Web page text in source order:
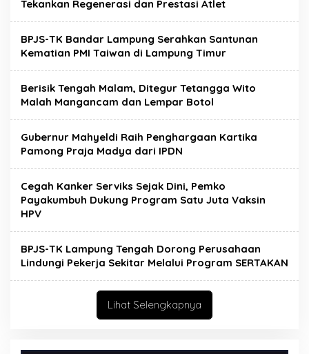
Tekankan Regenerasi dan Prestasi Atlet
BPJS-TK Bandar Lampung Serahkan Santunan
Kematian PMI Taiwan di Lampung Timur
Berisik Tengah Malam, Ditegur Tetangga Wito
Malah Mangancam dan Lempar Botol
Gubernur Mahyeldi Raih Penghargaan Kartika
Pamong Praja Madya dari IPDN
Cegah Kanker Serviks Sejak Dini, Pemko
Payakumbuh Dukung Program Satu Juta Vaksin
HPV
BPJS-TK Lampung Tengah Dorong Perusahaan
Lindungi Pekerja Sekitar Melalui Program SERTAKAN
Lihat Selengkapnya